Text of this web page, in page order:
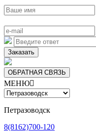
Заказать
ОБРАТНАЯ СВЯЗЬ
МЕНЮ
Петразоводск
8(8162)700-120